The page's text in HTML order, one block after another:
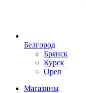
Белгород
Брянск
Курск
Орел
Магазины